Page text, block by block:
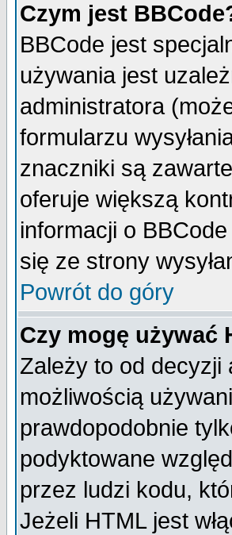
Czym jest
BBCode jest
używania jest
administratora
formularzu
znaczniki są
oferuje większą
informacji o
się ze strony
Powrót do góry
Czy mogę używać
Zależy to od decyzji
możliwością
prawdopodobnie
podyktowane
przez ludzi kodu,
Jeżeli HTML jest